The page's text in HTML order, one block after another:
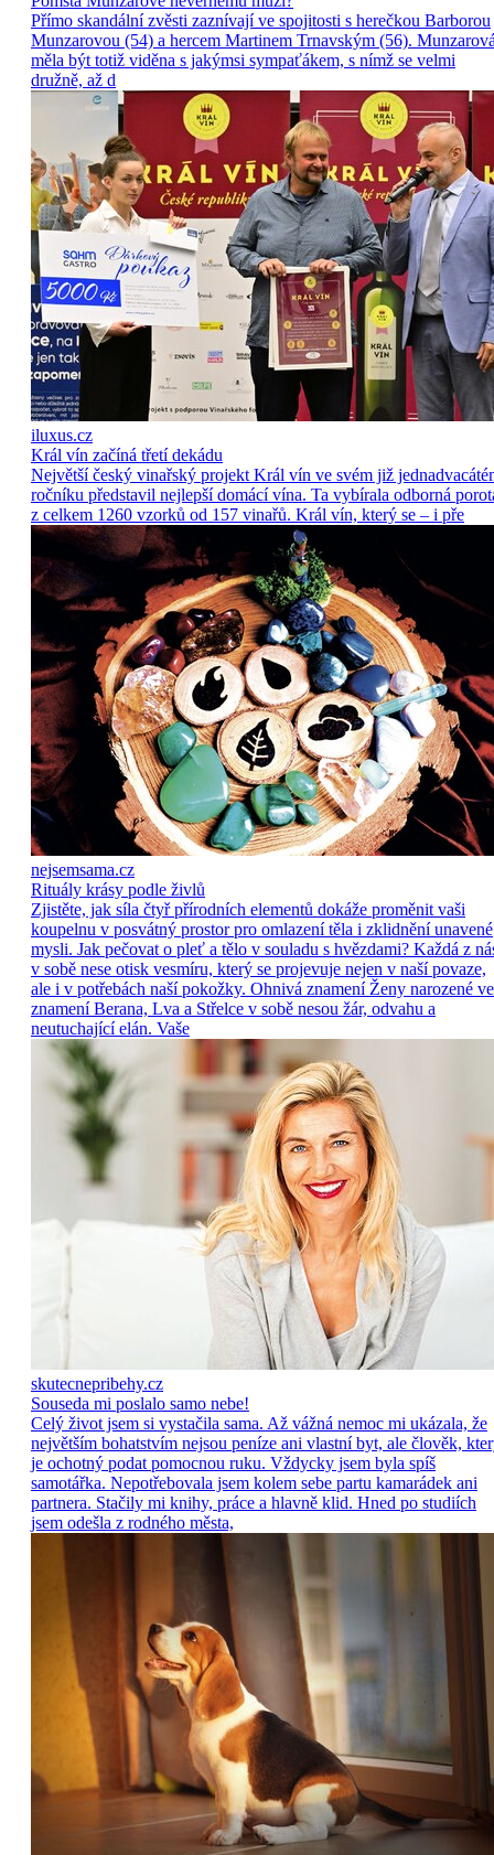
Přímo skandální zvěsti zaznívají ve spojitosti s herečkou Barborou
Munzarovou (54) a hercem Martinem Trnavským (56).
měla být totiž viděna s jakýmsi sympaťákem, s nímž se velmi
družně, až d
iluxus.cz
Král vín začíná třetí dekádu
Největší český vinařský projekt Král vín ve svém již
ročníku představil nejlepší domácí vína. Ta vybírala odborná
z celkem 1260 vzorků od 157 vinařů. Král vín, který se – i pře
nejsemsama.cz
Rituály krásy podle živlů
Zjistěte, jak síla čtyř přírodních elementů dokáže proměnit vaši
koupelnu v posvátný prostor pro omlazení těla i zklidnění unavené
mysli. Jak pečovat o pleť a tělo v souladu s hvězdami? Každá z
v sobě nese otisk vesmíru, který se projevuje nejen v naší povaze,
ale i v potřebách naší pokožky. Ohnivá znamení Ženy narozené ve
znamení Berana, Lva a Střelce v sobě nesou žár, odvahu a
neutuchající elán. Vaše
skutecnepribehy.cz
Souseda mi poslalo samo nebe!
Celý život jsem si vystačila sama. Až vážná nemoc mi ukázala, že
největším bohatstvím nejsou peníze ani vlastní byt, ale člověk,
je ochotný podat pomocnou ruku. Vždycky jsem byla spíš
samotářka. Nepotřebovala jsem kolem sebe partu kamarádek ani
partnera. Stačily mi knihy, práce a hlavně klid. Hned po studiích
jsem odešla z rodného města,